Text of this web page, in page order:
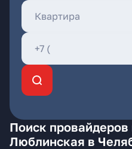
Поиск провайдеров
Люблинская в